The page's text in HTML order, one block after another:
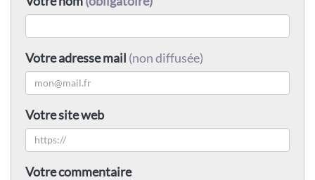
Votre adresse mail (non diffusée)
Votre site web
Votre commentaire